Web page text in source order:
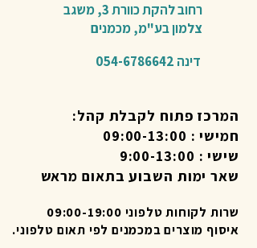
רחוב להקת כוורת 3,
משגב
צלמון בע"מ,מכמנים​
דינה 054-6786642
המרכז פתוח לקבלת קהל:
חמישי : 09:00-13:00
שישי : 9:00-13:00
שאר ימות השבוע בתאום מראש
שרות לקוחות טלפוני 09:00-19:00
איסוף מוצרים במכמנים לפי תאום טלפוני.